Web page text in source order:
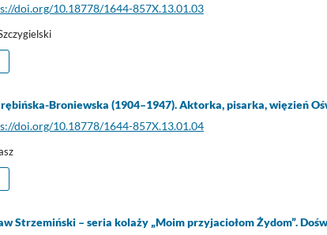
doi.org/10.18778/1644-857X.13.01.03
Broniewska (1904–1947). Aktorka, pisarka, więzień
doi.org/10.18778/1644-857X.13.01.04
Strzemiński – seria kolaży „Moim przyjaciołom Żydom”.